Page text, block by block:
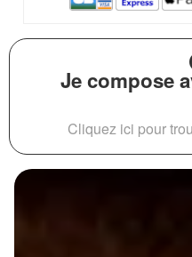
Je compose
Cliquez ici pour